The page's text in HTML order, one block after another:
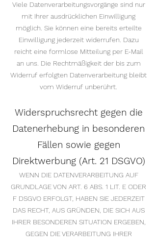
Viele Datenverarbeitungsvorgänge sind nur
mit Ihrer ausdrücklichen Einwilligung
möglich. Sie können eine bereits erteilte
Einwilligung jederzeit widerrufen. Dazu
reicht eine formlose Mitteilung per E-Mail
an uns. Die Rechtmäßigkeit der bis zum
Widerruf erfolgten Datenverarbeitung bleibt
vom Widerruf unberührt.
Widerspruchsrecht gegen die
Datenerhebung in besonderen
Fällen sowie gegen
Direktwerbung (Art. 21 DSGVO)
WENN DIE DATENVERARBEITUNG AUF
GRUNDLAGE VON ART. 6 ABS. 1 LIT. E ODER
F DSGVO ERFOLGT, HABEN SIE JEDERZEIT
DAS RECHT, AUS GRÜNDEN, DIE SICH AUS
IHRER BESONDEREN SITUATION ERGEBEN,
GEGEN DIE VERARBEITUNG IHRER